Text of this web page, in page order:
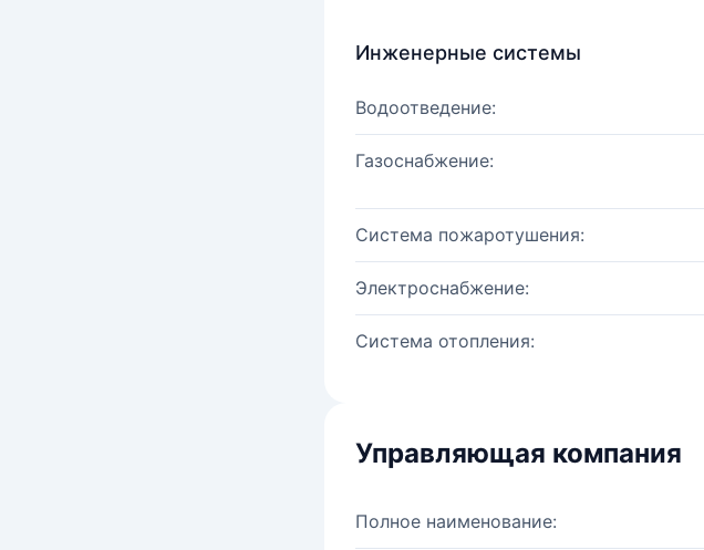
Инженерные системы
Водоотведение:
Газоснабжение:
Система пожаротушения:
Электроснабжение:
Система отопления:
Управляющая компания
Полное наименование: